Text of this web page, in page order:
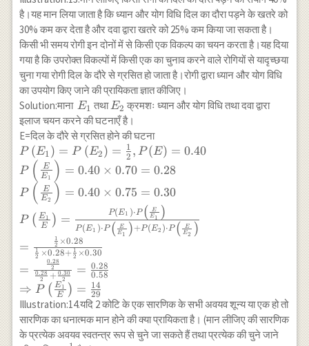
\Rightarrow
है।यह मान लिया जाता है कि ध्यान और योग विधि दिल का दौरा पड़ने के खतरे को
30% कम कर देता है और दवा द्वारा खतरे को 25% कम किया जा सकता है।
किसी भी समय रोगी इन दोनों में से किसी एक विकल्प का चयन करता है।यह दिया
गया है कि उपरोक्त विकल्पों में किसी एक का चुनाव करने वाले रोगियों से यादृच्छया
चुना गया रोगी दिल के दौरे से ग्रसित हो जाता है।रोगी द्वारा ध्यान और योग विधि
का उपयोग किए जाने की प्रायिकता ज्ञात कीजिए।
Solution:माना E_1
E1 तथाE_2
E2 क्रमशः ध्यान और योग विधि तथा दवा द्वारा
इलाज चयन करने की घटनाएँ है।
E=दिल के दौरे से ग्रसित होने की घटना
P\left(E_1\right)=P\left(E_2\right)=\frac{1}
{2}, P(E)=0.40 \\ P\left(\frac{E}
{E_1}\right)=0.40 \times 0.70=0.28 \\
P\left(\frac{E}{E_2}\right)=0.40 \times
0.75=0.30 \\ P\left(\frac{E_1}{E}\right)=
\frac{P\left(E_1\right) \cdot P\left(\frac{E}
{E_1}\right)}{P\left(E_1\right) \cdot
P\left(\frac{E}{E_1}\right)
+P\left(E_2\right) \cdot P\left(\frac{E}
{E_2}\right)} \\ =\frac{\frac{1}{2} \times
0.28}{\frac{1}{2} \times 0.28+\frac{1}{2}
\times 0.30} \\ =\frac{\frac{0.28}{2}}
{\frac{0.28}{2}+\frac{0.30}{2}}=\frac{0.28}
{0.58} \\ \Rightarrow P\left(\frac{E_1}
P (E1 ) = P (E2 ) = 2
1 , P (E) = 0.40
P ( E1
E ) = 0.40 × 0.70 = 0.28
P ( E2
E ) = 0.40 × 0.75 = 0.30
P ( E
E1 ) =
P (E1 )⋅P( E1
E ) +P(E2 )⋅P ( E2
E )
P(E1 )⋅P( E1
E )
=
2
1 ×0.28+ 2
1 ×0.30
2
1 ×0.28
=
2
0.28 + 2
0.30
2
0.28
= 0.58
0.28
⇒ P ( E
E1 ) = 29
14
Illustration:14.यदि 2 कोटि के एक सारणिक के सभी अवयव शून्य या एक हो तो
सारणिक का धनात्मक मान होने की क्या प्रायिकता है। (मान लीजिए की सारणिक
के प्रत्येक अवयव स्वतन्त्र रूप से चुने जा सकते हैं तथा प्रत्येक की चुने जाने